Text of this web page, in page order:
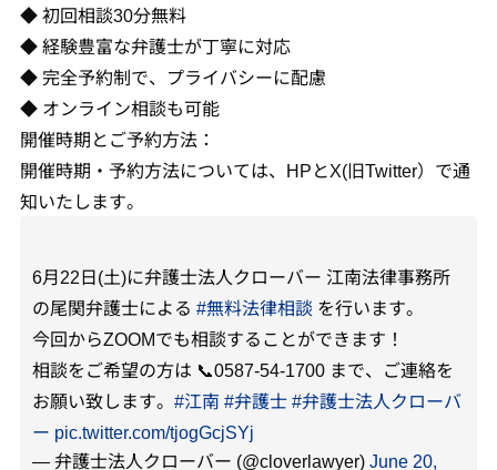
◆ 初回相談30分無料
◆ 経験豊富な弁護士が丁寧に対応
◆ 完全予約制で、プライバシーに配慮
◆ オンライン相談も可能
開催時期とご予約方法：
開催時期・予約方法については、HPとX(旧Twitter）で通
知いたします。
6月22日(土)に弁護士法人クローバー 江南法律事務所
の尾関弁護士による#無料法律相談 を行います。
今回からZOOMでも相談することができます！
相談をご希望の方は 📞0587-54-1700 まで、ご連絡を
お願い致します。#江南 #弁護士#弁護士法人クローバ
ー pic.twitter.com/tjogGcjSYj
— 弁護士法人クローバー (@cloverlawyer)June 20,